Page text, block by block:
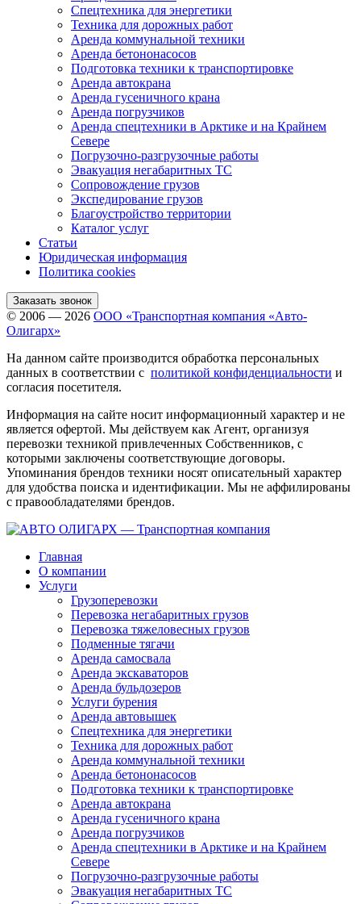
Спецтехника для энергетики
Техника для дорожных работ
Аренда коммунальной техники
Аренда бетононасосов
Подготовка техники к транспортировке
Аренда автокрана
Аренда гусеничного крана
Аренда погрузчиков
Аренда спецтехники в Арктике и на Крайнем
Севере
Погрузочно-разгрузочные работы
Эвакуация негабаритных ТС
Сопровождение грузов
Экспедирование грузов
Благоустройство территории
Каталог услуг
Статьи
Юридическая информация
Политика cookies
Заказать звонок
© 2006 — 2026 ООО «Транспортная компания «Авто-
Олигарх»
На данном сайте производится обработка персональных
данных в соответствии с политикой конфиденциальности и
согласия посетителя.
Информация на сайте носит информационный характер и не
является офертой. Мы действуем как Агент, организуя
перевозки техникой привлеченных Собственников, с
которыми заключены соответствующие договоры.
Упоминания брендов техники носят описательный характер
для удобства поиска и идентификации. Мы не аффилированы
с правообладателями брендов.
Главная
О компании
Услуги
Грузоперевозки
Перевозка негабаритных грузов
Перевозка тяжеловесных грузов
Подменные тягачи
Аренда самосвала
Аренда экскаваторов
Аренда бульдозеров
Услуги бурения
Аренда автовышек
Спецтехника для энергетики
Техника для дорожных работ
Аренда коммунальной техники
Аренда бетононасосов
Подготовка техники к транспортировке
Аренда автокрана
Аренда гусеничного крана
Аренда погрузчиков
Аренда спецтехники в Арктике и на Крайнем
Севере
Погрузочно-разгрузочные работы
Эвакуация негабаритных ТС